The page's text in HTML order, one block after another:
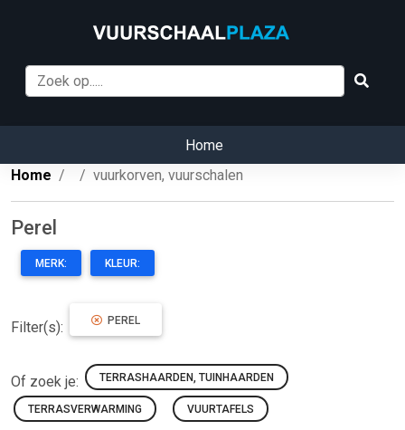
Home
Home
vuurkorven, vuurschalen
Perel
MERK: KLEUR:
Filter(s): PEREL
Of zoek je: TERRASHAARDEN, TUINHAARDEN
TERRASVERWARMING VUURTAFELS